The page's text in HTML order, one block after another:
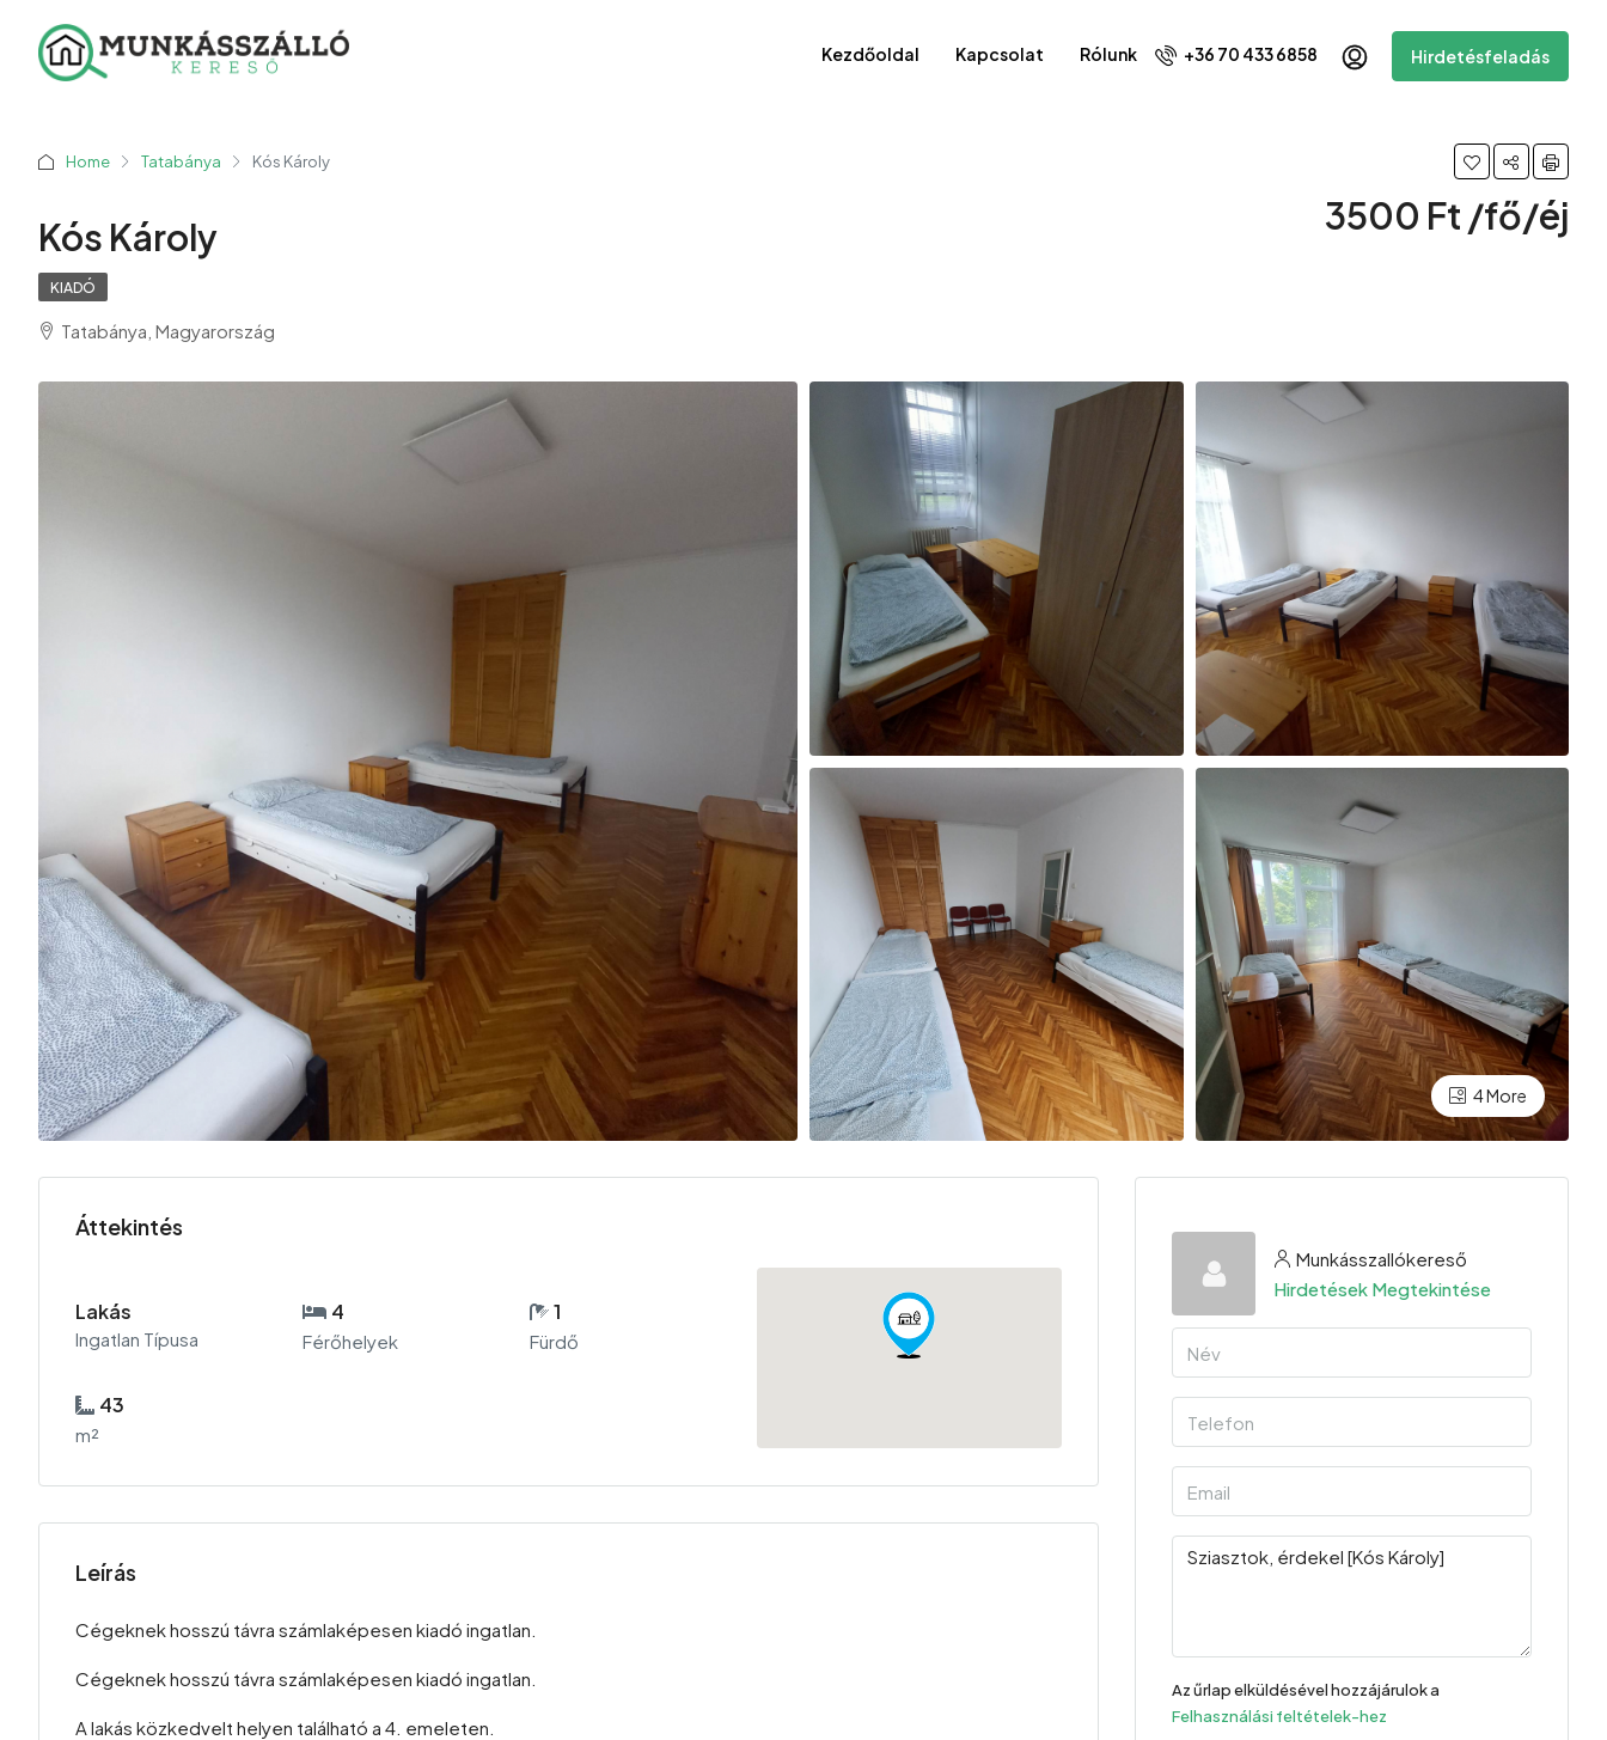
Kezdőoldal Kapcsolat Rólunk +36 70 433 6858 Hirdetésfeladás
Home Tatabánya Kós Károly
Kós Károly 3500 Ft /fő/éj
KIADÓ
Tatabánya, Magyarország
4 More
Áttekintés
Lakás
Ingatlan Típusa
4
Férőhelyek
1
Fürdő
43
m²
Leírás
Cégeknek hosszú távra számlaképesen kiadó ingatlan.
Cégeknek hosszú távra számlaképesen kiadó ingatlan.
A lakás közkedvelt helyen található a 4. emeleten.
Munkásszallókereső
Hirdetések Megtekintése
Az űrlap elküldésével hozzájárulok a
Felhasználási feltételek-hez